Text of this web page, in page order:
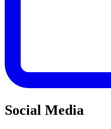
Social Media